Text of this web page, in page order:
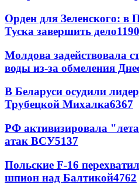
Орден для Зеленского: в
Туска завершить дело
Молдова задействовала
воды из-за обмеления
В Беларуси осудили
Трубецкой Михалка6367
РФ активизировала
атак ВСУ5137
Польские F-16
шпион над Балтикой4762